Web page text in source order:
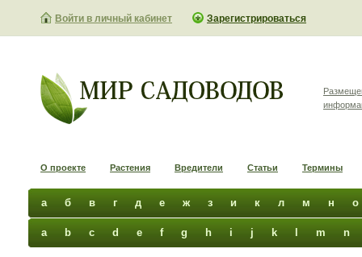
Войти в личный кабинет Зарегистрироваться
О проекте Растения Вредители Статьи Термины
а б в г д е ж з и к л м н о
a b c d e f g h i j k m n